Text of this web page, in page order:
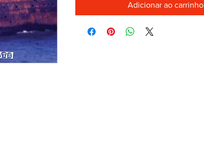
Adicionar ao carrinho